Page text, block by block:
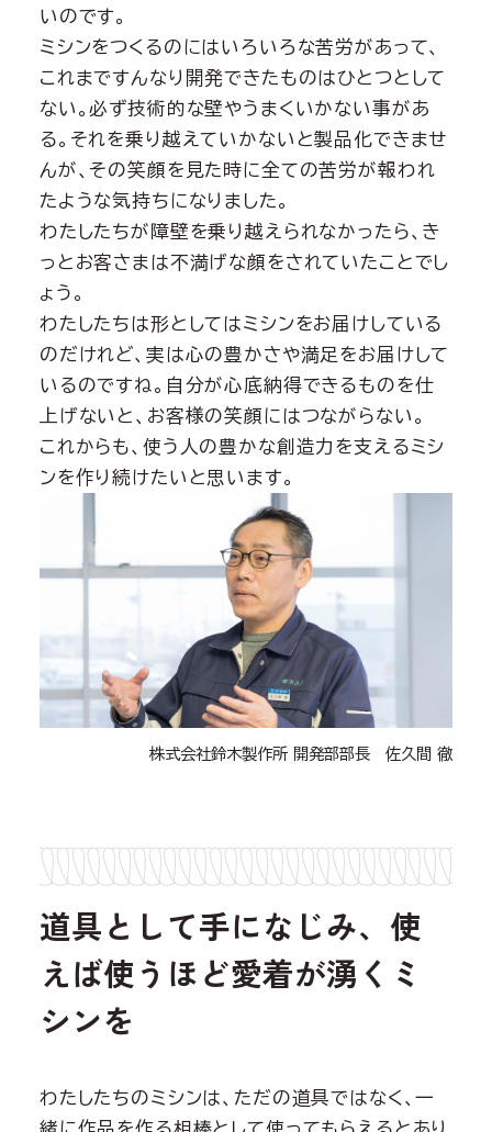
いのです。
ミシンをつくるのにはいろいろな苦労があって、
これまですんなり開発できたものはひとつとして
ない。必ず技術的な壁やうまくいかない事があ
る。それを乗り越えていかないと製品化できませ
んが、その笑顔を見た時に全ての苦労が報われ
たような気持ちになりました。
わたしたちが障壁を乗り越えられなかったら、き
っとお客さまは不満げな顔をされていたことでし
ょう。
わたしたちは形としてはミシンをお届けしている
のだけれど、実は心の豊かさや満足をお届けして
いるのですね。自分が心底納得できるものを仕
上げないと、お客様の笑顔にはつながらない。
これからも、使う人の豊かな創造力を支えるミシ
ンを作り続けたいと思います。
株式会社鈴木製作所 開発部部長 佐久間 徹
道具として手になじみ、使
えば使うほど愛着が湧くミ
シンを
わたしたちのミシンは、ただの道具ではなく、一
緒に作品を作る相棒として使ってもらえるとあり